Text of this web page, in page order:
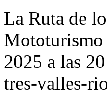
La Ruta de
Mototurismo
2025 a las
tres-valles-